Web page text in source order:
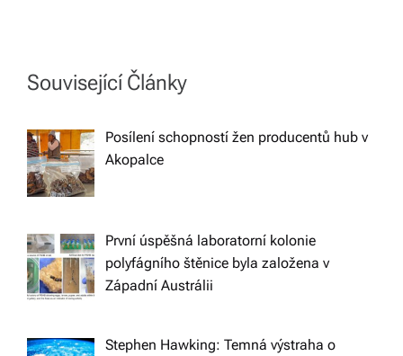
a
i
g
a
t
i
Související Články
Posílení schopností žen producentů hub v
Akopalce
První úspěšná laboratorní kolonie
polyfágního štěnice byla založena v
Západní Austrálii
Stephen Hawking: Temná výstraha o